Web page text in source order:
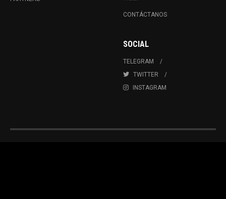
CONTÁCTANOS
SOCIAL
TELEGRAM
TWITTER
INSTAGRAM